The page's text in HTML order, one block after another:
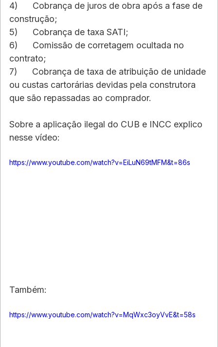
4)      Cobrança de juros de obra após a fase de
construção;
5)      Cobrança de taxa SATI;
6)      Comissão de corretagem ocultada no
contrato;
7)      Cobrança de taxa de atribuição de unidade
ou custas cartorárias devidas pela construtora
que são repassadas ao comprador.
Sobre a aplicação ilegal do CUB e INCC explico
nesse vídeo:
https://www.youtube.com/watch?v=EiLuN69tMFM&t=86s
Também:
https://www.youtube.com/watch?v=MqWxc3oyVvE&t=58s